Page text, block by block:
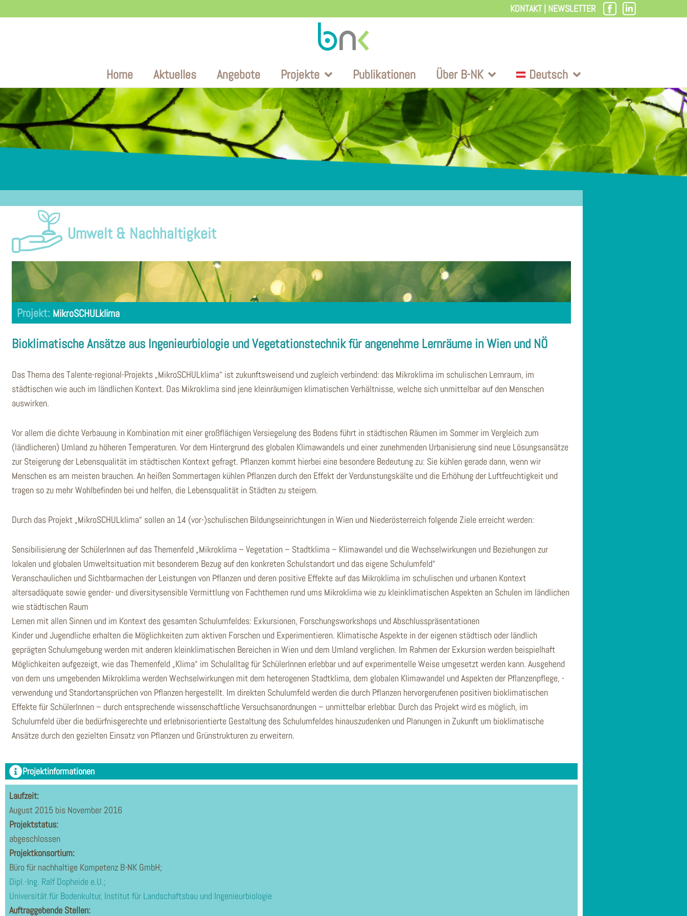
KONTAKT| NEWSLETTER
Home Aktuelles Angebote Projekte Publikationen Über B-NK Deutsch
Umwelt & Nachhaltigkeit
MikroSCHULklima
Bioklimatische Ansätze aus Ingenieurbiologie und Vegetationstechnik für angenehme Lernräume in Wien und NÖ
Das Thema des Talente-regional-Projekts „MikroSCHULklima“ ist zukunftsweisend und zugleich verbindend: das Mikroklima im schulischen Lernraum, im
städtischen wie auch im ländlichen Kontext. Das Mikroklima sind jene kleinräumigen klimatischen Verhältnisse, welche sich unmittelbar auf den Menschen
auswirken.
Vor allem die dichte Verbauung in Kombination mit einer großflächigen Versiegelung des Bodens führt in städtischen Räumen im Sommer im Vergleich zum
(ländlicheren) Umland zu höheren Temperaturen. Vor dem Hintergrund des globalen Klimawandels und einer zunehmenden Urbanisierung sind neue Lösungsansätze
zur Steigerung der Lebensqualität im städtischen Kontext gefragt. Pflanzen kommt hierbei eine besondere Bedeutung zu: Sie kühlen gerade dann, wenn wir
Menschen es am meisten brauchen. An heißen Sommertagen kühlen Pflanzen durch den Effekt der Verdunstungskälte und die Erhöhung der Luftfeuchtigkeit und
tragen so zu mehr Wohlbefinden bei und helfen, die Lebensqualität in Städten zu steigern.
Durch das Projekt „MikroSCHULklima“ sollen an 14 (vor-)schulischen Bildungseinrichtungen in Wien und Niederösterreich folgende Ziele erreicht werden:
Sensibilisierung der SchülerInnen auf das Themenfeld „Mikroklima – Vegetation – Stadtklima – Klimawandel und die Wechselwirkungen und Beziehungen zur
lokalen und globalen Umweltsituation mit besonderem Bezug auf den konkreten Schulstandort und das eigene Schulumfeld“
Veranschaulichen und Sichtbarmachen der Leistungen von Pflanzen und deren positive Effekte auf das Mikroklima im schulischen und urbanen Kontext
altersadäquate sowie gender- und diversitysensible Vermittlung von Fachthemen rund ums Mikroklima wie zu kleinklimatischen Aspekten an Schulen im ländlichen
wie städtischen Raum
Lernen mit allen Sinnen und im Kontext des gesamten Schulumfeldes: Exkursionen, Forschungsworkshops und Abschlusspräsentationen
Kinder und Jugendliche erhalten die Möglichkeiten zum aktiven Forschen und Experimentieren. Klimatische Aspekte in der eigenen städtisch oder ländlich
geprägten Schulumgebung werden mit anderen kleinklimatischen Bereichen in Wien und dem Umland verglichen. Im Rahmen der Exkursion werden beispielhaft
Möglichkeiten aufgezeigt, wie das Themenfeld „Klima“ im Schulalltag für SchülerInnen erlebbar und auf experimentelle Weise umgesetzt werden kann. Ausgehend
von dem uns umgebenden Mikroklima werden Wechselwirkungen mit dem heterogenen Stadtklima, dem globalen Klimawandel und Aspekten der Pflanzenpflege, -
verwendung und Standortansprüchen von Pflanzen hergestellt. Im direkten Schulumfeld werden die durch Pflanzen hervorgerufenen positiven bioklimatischen
Effekte für SchülerInnen – durch entsprechende wissenschaftliche Versuchsanordnungen – unmittelbar erlebbar. Durch das Projekt wird es möglich, im
Schulumfeld über die bedürfnisgerechte und erlebnisorientierte Gestaltung des Schulumfeldes hinauszudenken und Planungen in Zukunft um bioklimatische
Ansätze durch den gezielten Einsatz von Pflanzen und Grünstrukturen zu erweitern.
Projektinformationen
Laufzeit:
August 2015 bis November 2016
Projektstatus:
abgeschlossen
Projektkonsortium:
Büro für nachhaltige Kompetenz B-NK GmbH;
Dipl.-Ing. Ralf Dopheide e.U.;
Universität für Bodenkultur, Institut für Landschaftsbau und Ingenieurbiologie
Auftraggebende Stellen: